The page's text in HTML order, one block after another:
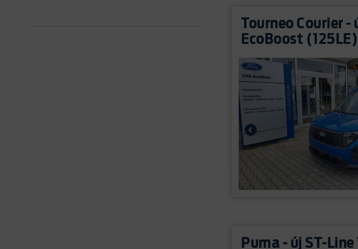
Tourneo Courier
EcoBoost
Puma - új ST-